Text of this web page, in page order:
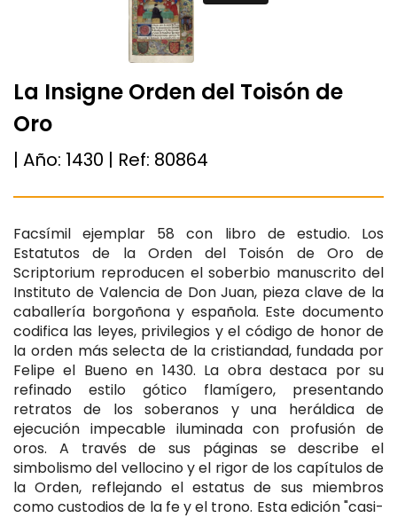
La Insigne Orden del Toisón de
Oro
| Año: 1430 | Ref: 80864
Facsímil ejemplar 58 con libro de estudio. Los
Estatutos de la Orden del Toisón de Oro de
Scriptorium reproducen el soberbio manuscrito del
Instituto de Valencia de Don Juan, pieza clave de la
caballería borgoñona y española. Este documento
codifica las leyes, privilegios y el código de honor de
la orden más selecta de la cristiandad, fundada por
Felipe el Bueno en 1430. La obra destaca por su
refinado estilo gótico flamígero, presentando
retratos de los soberanos y una heráldica de
ejecución impecable iluminada con profusión de
oros. A través de sus páginas se describe el
simbolismo del vellocino y el rigor de los capítulos de
la Orden, reflejando el estatus de sus miembros
como custodios de la fe y el trono. Esta edición "casi-